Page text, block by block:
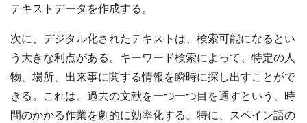
テキストデータを作成する。
次に、デジタル化されたテキストは、検索可能になるとい
う大きな利点がある。キーワード検索によって、特定の人
物、場所、出来事に関する情報を瞬時に探し出すことがで
きる。これは、過去の文献を一つ一つ目を通すという、時
間のかかる作業を劇的に効率化する。特に、スペイン語の